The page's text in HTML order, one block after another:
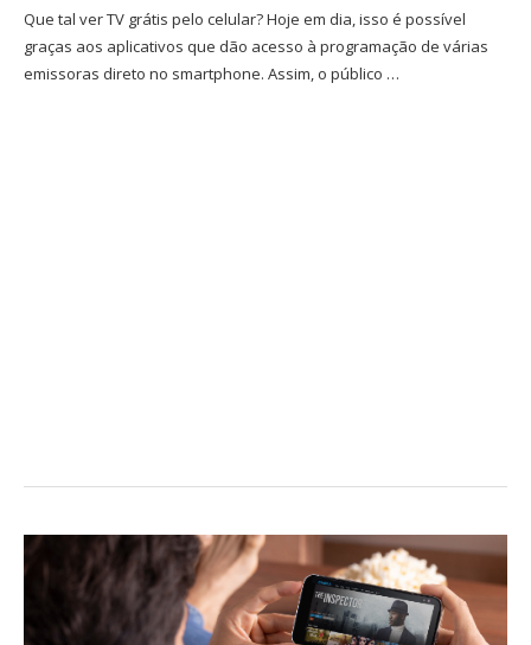
Que tal ver TV grátis pelo celular? Hoje em dia, isso é possível
graças aos aplicativos que dão acesso à programação de várias
emissoras direto no smartphone. Assim, o público …